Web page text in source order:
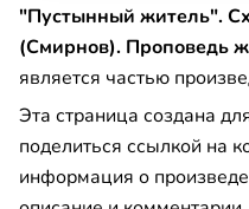
"Пустынный житель".
(Смирнов). Проповедь
является частью
Эта страница создана
поделиться ссылкой на
информация о